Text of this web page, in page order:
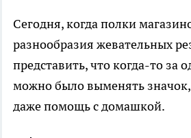
Сегодня, когда полки
разнообразия жевательных
представить, что когда-то за
можно было выменять
даже помощь с домашкой.